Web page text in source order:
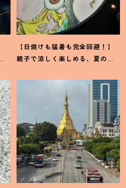
【日焼けも猛暑も完全回避 ！ 】
親子で涼しく楽しめる、夏の
ウム」が最高